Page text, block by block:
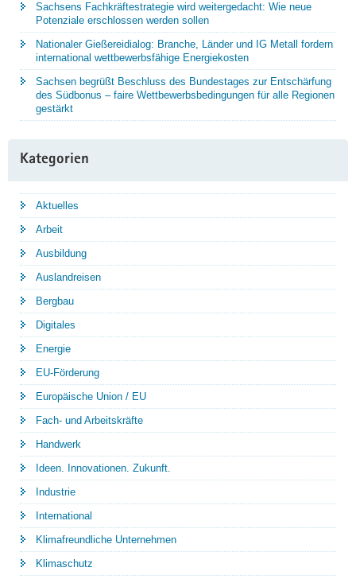
Sachsens Fachkräftestrategie wird weitergedacht: Wie neue
Potenziale erschlossen werden sollen
Nationaler Gießereidialog: Branche, Länder und IG Metall fordern
international wettbewerbsfähige Energiekosten
Sachsen begrüßt Beschluss des Bundestages zur Entschärfung
des Südbonus – faire Wettbewerbsbedingungen für alle Regionen
gestärkt
Kategorien
Aktuelles
Arbeit
Ausbildung
Auslandreisen
Bergbau
Digitales
Energie
EU-Förderung
Europäische Union / EU
Fach- und Arbeitskräfte
Handwerk
Ideen. Innovationen. Zukunft.
Industrie
International
Klimafreundliche Unternehmen
Klimaschutz